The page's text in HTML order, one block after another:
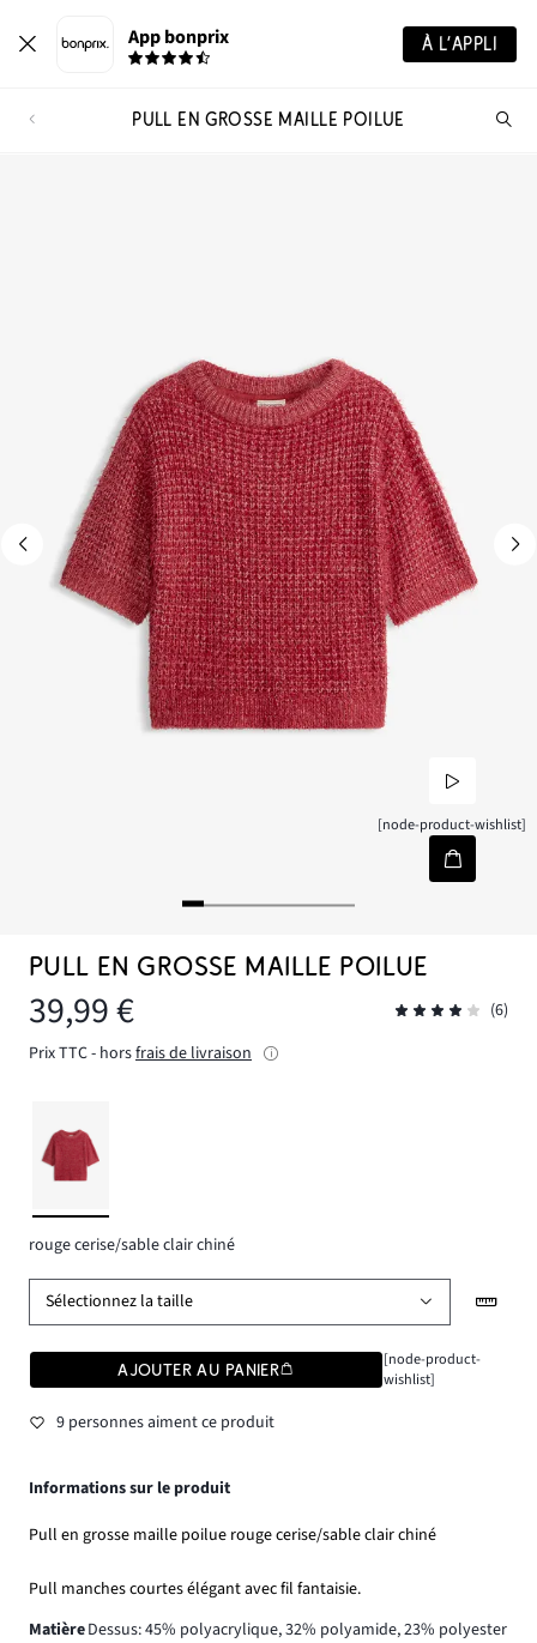
App bonprix À L’APPLI
PULL EN GROSSE MAILLE POILUE
[node-product-wishlist]
PULL EN GROSSE MAILLE POILUE
39,99 €
(6)
Prix TTC - horsfrais de livraison
rouge cerise/sable clair chiné
Sélectionnez la taille
AJOUTER AU PANIER
[node-product-
wishlist]
9 personnes aiment ce produit
Informations sur le produit
Pull en grosse maille poilue rouge cerise/sable clair chiné
Pull manches courtes élégant avec fil fantaisie.
MatièreDessus: 45% polyacrylique, 32% polyamide, 23% polyester